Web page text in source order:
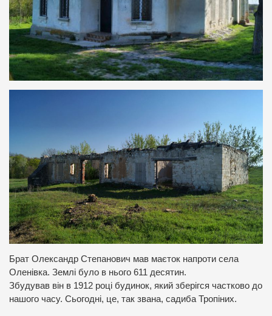
Брат Олександр Степанович мав маєток напроти села
Оленівка. Землі було в нього 611 десятин.
Збудував він в 1912 році будинок, який зберігся частково до
нашого часу. Сьогодні, це, так звана, садиба Тропіних.